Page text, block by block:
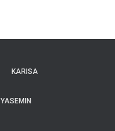
KARISA
YASEMIN